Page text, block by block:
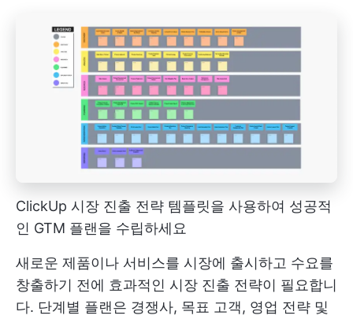
ClickUp 시장 진출 전략 템플릿을 사용하여 성공적
인 GTM 플랜을 수립하세요
새로운 제품이나 서비스를 시장에 출시하고 수요를
창출하기 전에 효과적인 시장 진출 전략이 필요합니
다. 단계별 플랜은 경쟁사, 목표 고객, 영업 전략 및